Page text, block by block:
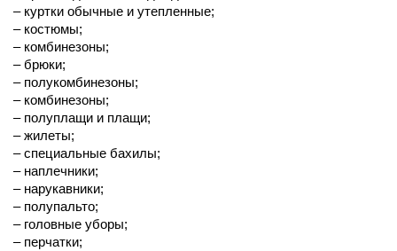
– куртки обычные и утепленные;
– костюмы;
– комбинезоны;
– брюки;
– полукомбинезоны;
– комбинезоны;
– полуплащи и плащи;
– жилеты;
– специальные бахилы;
– наплечники;
– нарукавники;
– полупальто;
– головные уборы;
– перчатки;